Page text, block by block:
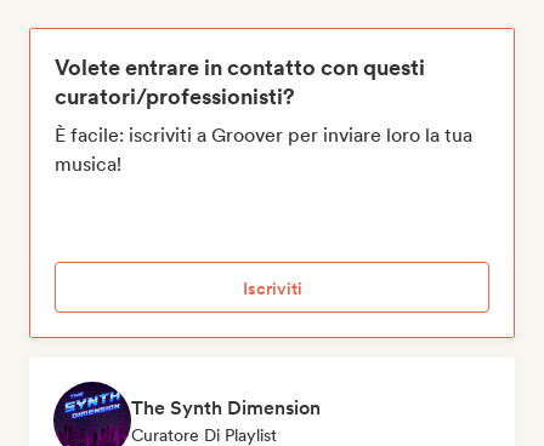
Volete entrare in contatto con questi
curatori/professionisti?
È facile: iscriviti a Groover per inviare loro la tua
musica!
Iscriviti
The Synth Dimension
Curatore Di Playlist